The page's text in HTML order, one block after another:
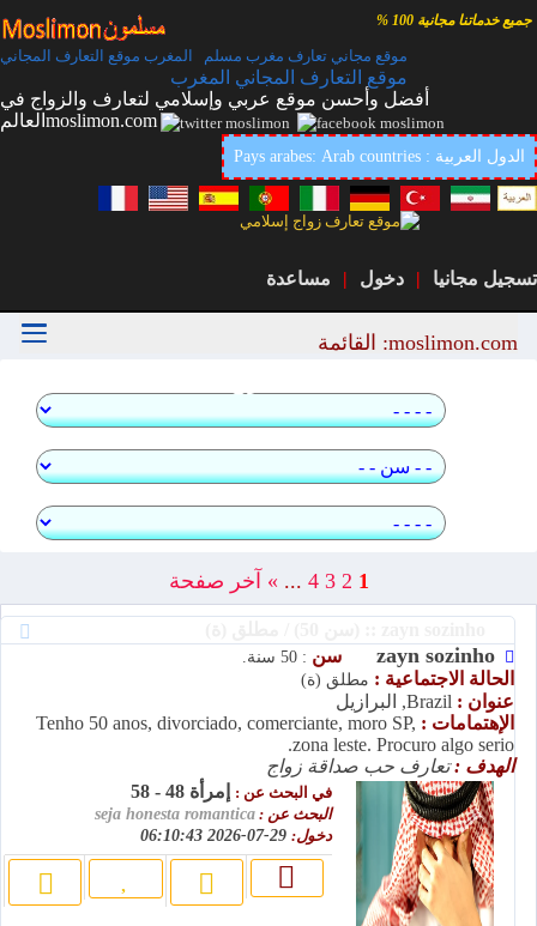
جميع خدماتنا مجانية 100 %
موقع مجاني تعارف مغرب مسلم المغرب موقع التعارف المجاني
موقع التعارف المجاني المغرب
أفضل وأحسن موقع عربي وإسلامي لتعارف والزواج في
العالمmoslimon.com
Pays arabes: Arab countries : الدول العربية
تسجيل مجانيا | دخول | مساعدة
moslimon.com: القائمة
1
2
3
4
...
» آخر صفحة
zayn sozinho سن : 50 سنة.
الحالة الاجتماعية : مطلق (ة)
عنوان : Brazil, البرازيل
الإهتمامات : Tenho 50 anos, divorciado, comerciante, moro SP,
zona leste. Procuro algo serio.
الهدف :تعارف حب صداقة زواج
في البحث عن : إمرأة 48 - 58
البحث عن : seja honesta romantica
دخول: